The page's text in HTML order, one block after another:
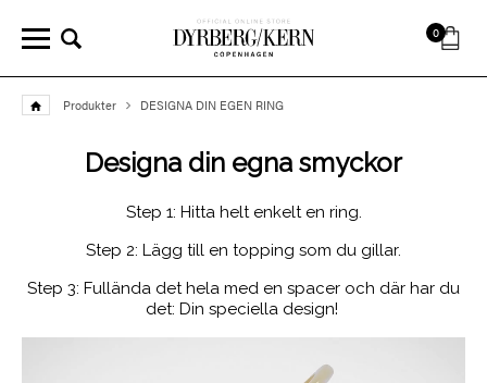
0
Produkter DESIGNA DIN EGEN RING
Designa din egna smyckor
Step 1: Hitta helt enkelt en ring.
Step 2: Lägg till en topping som du gillar.
Step 3: Fullända det hela med en spacer och där har du
det: Din speciella design!